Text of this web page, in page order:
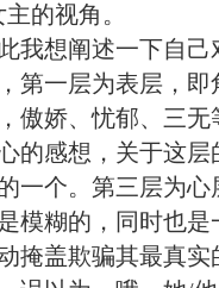
的视角。
我想阐述一下自
第一层为表层，
傲娇、忧郁、三
的感想，关于这
一个。第三层为
模糊的，同时也
掩盖欺骗其最真